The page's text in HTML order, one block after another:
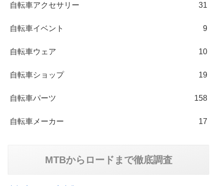
自転車アクセサリー 31
自転車イベント 9
自転車ウェア 10
自転車ショップ 19
自転車パーツ 158
自転車メーカー 17
MTBからロードまで徹底調査